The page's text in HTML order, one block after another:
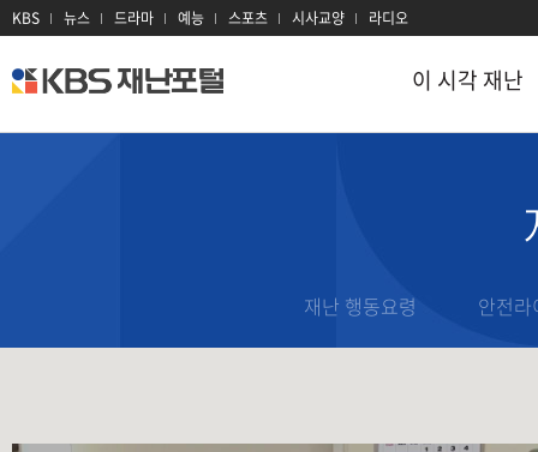
KBS 뉴스 드라마 예능 스포츠 시사교양 라디오
kbs
재
이 시각 재난
호우 감염병
이 시각 현장
재난문자
과거 재난기록
재난 행동요령 안전